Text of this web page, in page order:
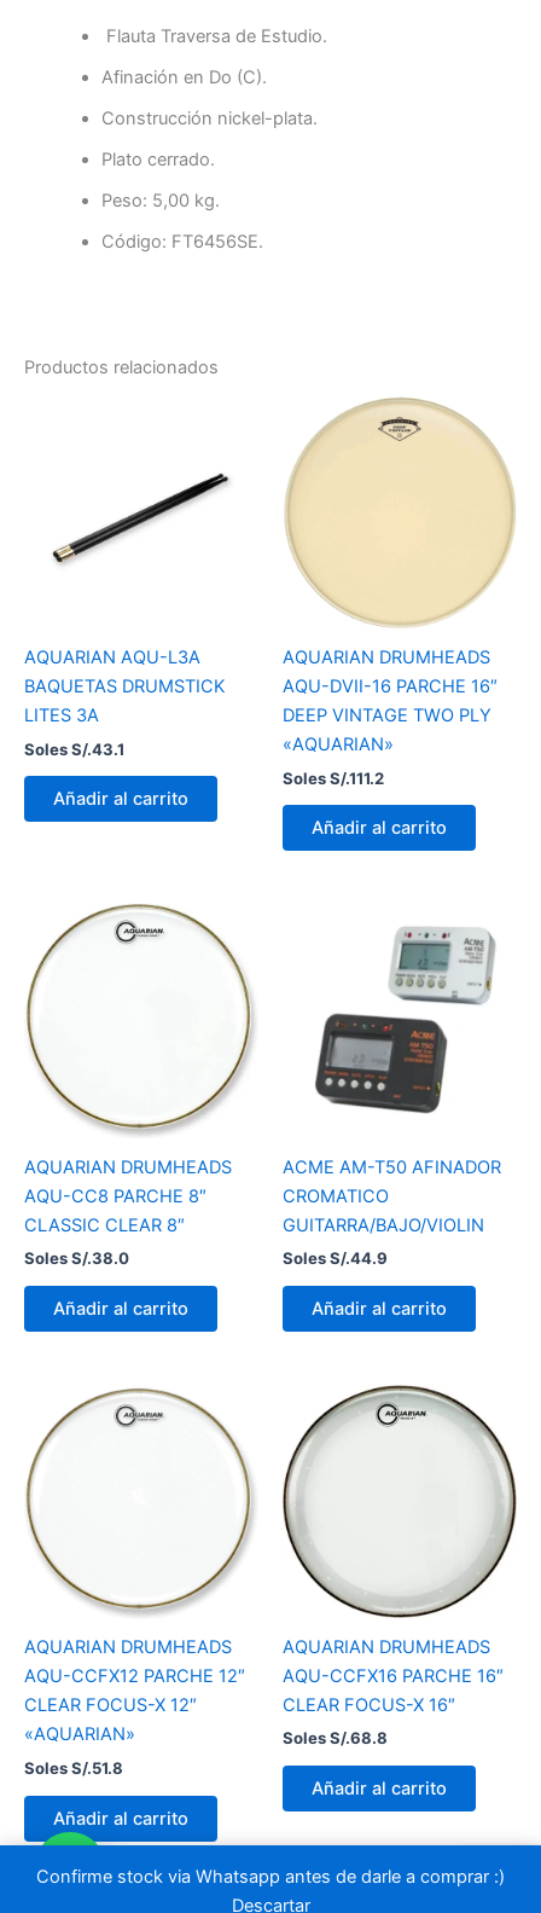
Confirme stock via Whatsapp antes de darle a comprar :)
Descartar
Flauta Traversa de Estudio.
Afinación en Do (C).
Construcción nickel-plata.
Plato cerrado.
Peso: 5,00 kg.
Código: FT6456SE.
Productos relacionados
AQUARIAN AQU-L3A
BAQUETAS DRUMSTICK
LITES 3A
Soles S/.43.1
Añadir al carrito
AQUARIAN DRUMHEADS
AQU-DVII-16 PARCHE 16″
DEEP VINTAGE TWO PLY
«AQUARIAN»
Soles S/.111.2
Añadir al carrito
AQUARIAN DRUMHEADS
AQU-CC8 PARCHE 8″
CLASSIC CLEAR 8″
Soles S/.38.0
Añadir al carrito
ACME AM-T50 AFINADOR
CROMATICO
GUITARRA/BAJO/VIOLIN
Soles S/.44.9
Añadir al carrito
AQUARIAN DRUMHEADS
AQU-CCFX12 PARCHE 12″
CLEAR FOCUS-X 12″
«AQUARIAN»
Soles S/.51.8
Añadir al carrito
AQUARIAN DRUMHEADS
AQU-CCFX16 PARCHE 16″
CLEAR FOCUS-X 16″
Soles S/.68.8
Añadir al carrito